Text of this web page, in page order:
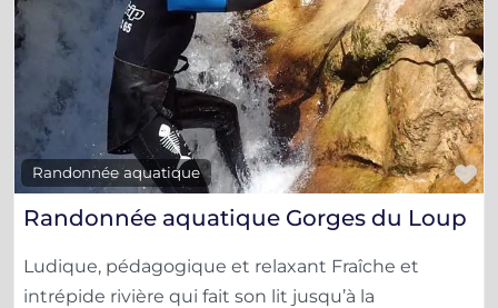
Randonnée aquatique
Randonnée aquatique Gorges du Loup
Ludique, pédagogique et relaxant Fraîche et
intrépide rivière qui fait son lit jusqu’à la